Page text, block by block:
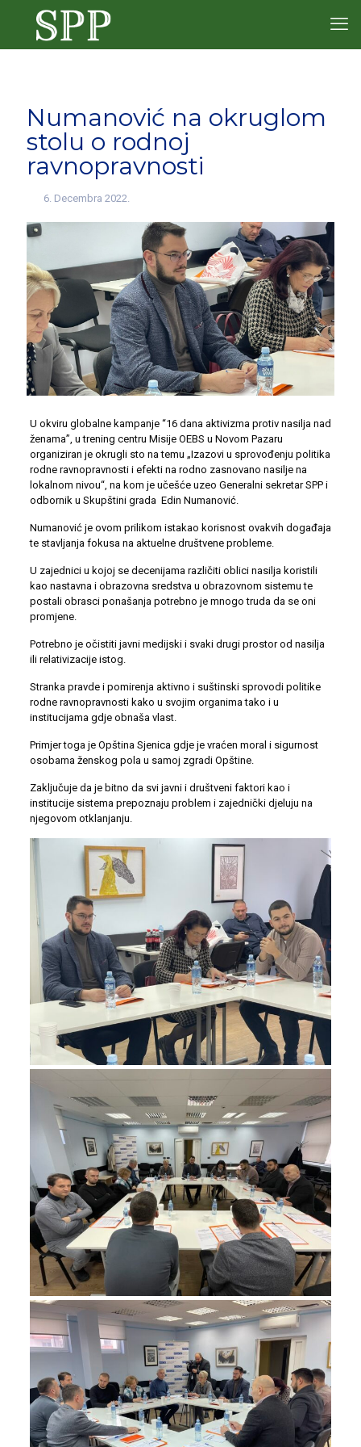
Numanović na okruglom
stolu o rodnoj
ravnopravnosti
6. Decembra 2022.
U okviru globalne kampanje “16 dana aktivizma protiv nasilja nad
ženama”, u trening centru Misije OEBS u Novom Pazaru
organiziran je okrugli sto na temu „Izazovi u sprovođenju politika
rodne ravnopravnosti i efekti na rodno zasnovano nasilje na
lokalnom nivou“, na kom je učešće uzeo Generalni sekretar SPP i
odbornik u Skupštini grada Edin Numanović.
Numanović je ovom prilikom istakao korisnost ovakvih događaja
te stavljanja fokusa na aktuelne društvene probleme.
U zajednici u kojoj se decenijama različiti oblici nasilja koristili
kao nastavna i obrazovna sredstva u obrazovnom sistemu te
postali obrasci ponašanja potrebno je mnogo truda da se oni
promjene.
Potrebno je očistiti javni medijski i svaki drugi prostor od nasilja
ili relativizacije istog.
Stranka pravde i pomirenja aktivno i suštinski sprovodi politike
rodne ravnopravnosti kako u svojim organima tako i u
institucijama gdje obnaša vlast.
Primjer toga je Opština Sjenica gdje je vraćen moral i sigurnost
osobama ženskog pola u samoj zgradi Opštine.
Zaključuje da je bitno da svi javni i društveni faktori kao i
institucije sistema prepoznaju problem i zajednički djeluju na
njegovom otklanjanju.